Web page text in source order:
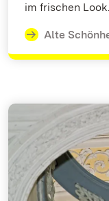
im frischen Look.
Alte